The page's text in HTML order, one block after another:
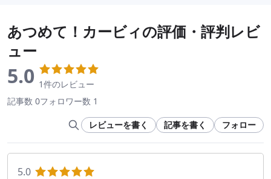
あつめて！カービィの評価・評判レビ
ュー
5.0 1件のレビュー
記事数 0フォロワー数 1
レビューを書く 記事を書く フォロー
5.0